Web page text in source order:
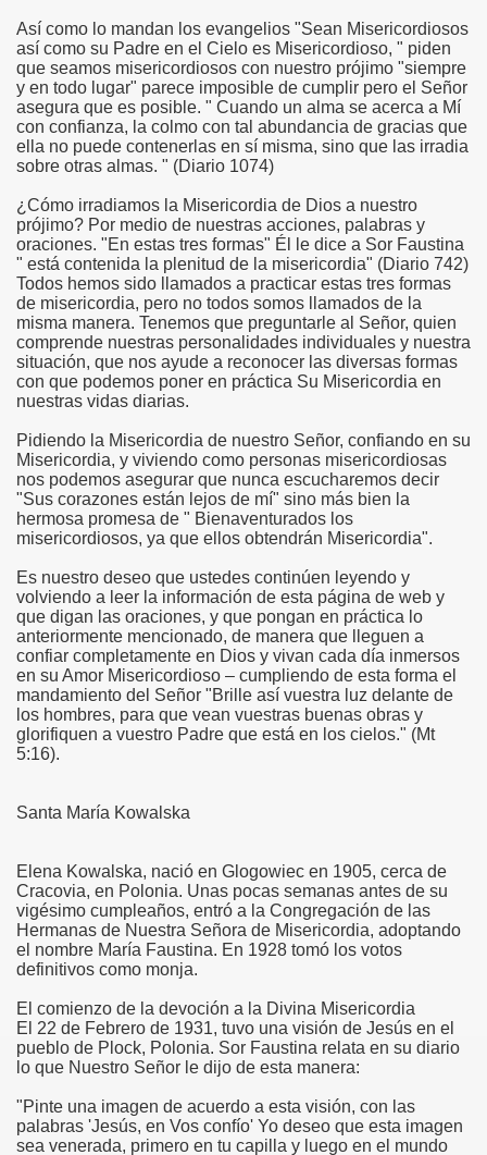
Así como lo mandan los evangelios "Sean Misericordiosos
así como su Padre en el Cielo es Misericordioso, " piden
que seamos misericordiosos con nuestro prójimo "siempre
y en todo lugar" parece imposible de cumplir pero el Señor
asegura que es posible. " Cuando un alma se acerca a Mí
con confianza, la colmo con tal abundancia de gracias que
ella no puede contenerlas en sí misma, sino que las irradia
sobre otras almas. " (Diario 1074)
¿Cómo irradiamos la Misericordia de Dios a nuestro
prójimo? Por medio de nuestras acciones, palabras y
oraciones. "En estas tres formas" Él le dice a Sor Faustina
" está contenida la plenitud de la misericordia" (Diario 742)
Todos hemos sido llamados a practicar estas tres formas
de misericordia, pero no todos somos llamados de la
misma manera. Tenemos que preguntarle al Señor, quien
comprende nuestras personalidades individuales y nuestra
situación, que nos ayude a reconocer las diversas formas
con que podemos poner en práctica Su Misericordia en
nuestras vidas diarias.
Pidiendo la Misericordia de nuestro Señor, confiando en su
Misericordia, y viviendo como personas misericordiosas
nos podemos asegurar que nunca escucharemos decir
"Sus corazones están lejos de mí" sino más bien la
hermosa promesa de " Bienaventurados los
misericordiosos, ya que ellos obtendrán Misericordia".
Es nuestro deseo que ustedes continúen leyendo y
volviendo a leer la información de esta página de web y
que digan las oraciones, y que pongan en práctica lo
anteriormente mencionado, de manera que lleguen a
confiar completamente en Dios y vivan cada día inmersos
en su Amor Misericordioso – cumpliendo de esta forma el
mandamiento del Señor "Brille así vuestra luz delante de
los hombres, para que vean vuestras buenas obras y
glorifiquen a vuestro Padre que está en los cielos." (Mt
5:16).
Santa María Kowalska
Elena Kowalska, nació en Glogowiec en 1905, cerca de
Cracovia, en Polonia. Unas pocas semanas antes de su
vigésimo cumpleaños, entró a la Congregación de las
Hermanas de Nuestra Señora de Misericordia, adoptando
el nombre María Faustina. En 1928 tomó los votos
definitivos como monja.
El comienzo de la devoción a la Divina Misericordia
El 22 de Febrero de 1931, tuvo una visión de Jesús en el
pueblo de Plock, Polonia. Sor Faustina relata en su diario
lo que Nuestro Señor le dijo de esta manera:
"Pinte una imagen de acuerdo a esta visión, con las
palabras 'Jesús, en Vos confío' Yo deseo que esta imagen
sea venerada, primero en tu capilla y luego en el mundo
y San Francisco de Asís
María Stma. de la Amargura
Sevilla